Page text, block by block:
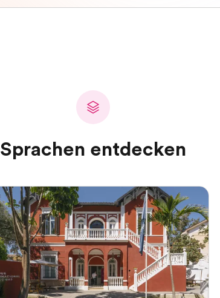
Sprachen entdecken